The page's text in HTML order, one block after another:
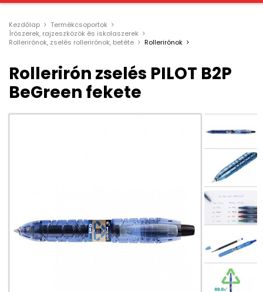
Kezdőlap
Termékcsoportok
Írószerek, rajzeszközök és iskolaszerek
Rollerirónok, zselés rollerirónok, betéte
Rollerirónok
Rollerirón zselés PILOT B2P
BeGreen fekete